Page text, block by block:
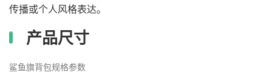
传播或个人风格表达。
产品尺寸
鲨鱼旗背包规格参数